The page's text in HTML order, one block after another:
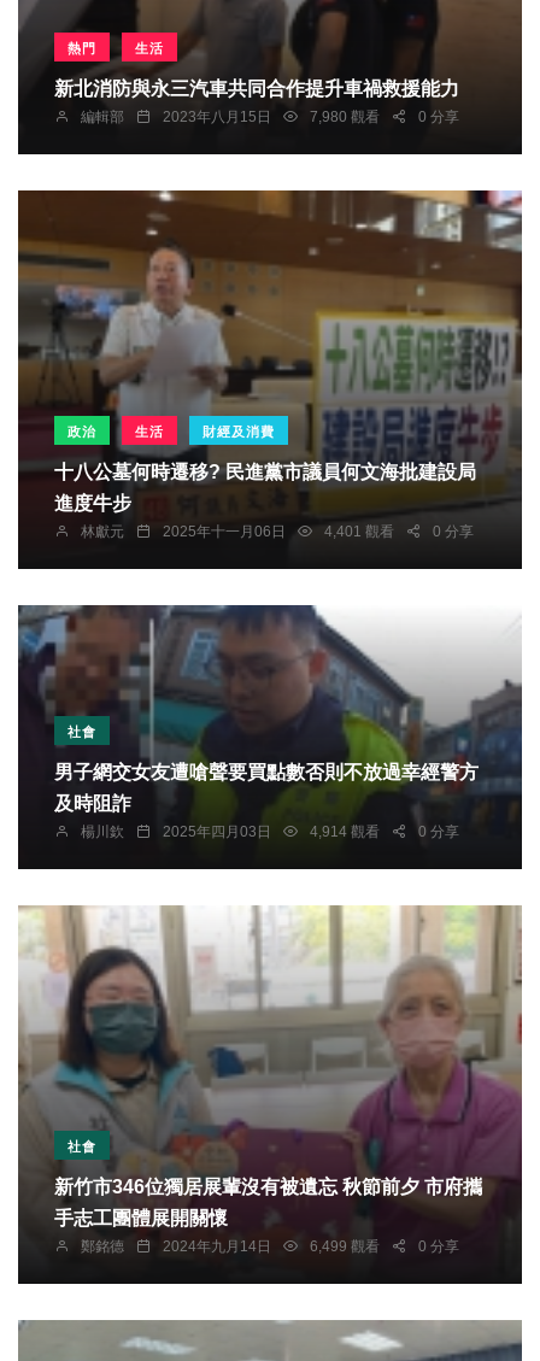
熱門 生活
新北消防與永三汽車共同合作提升車禍救援能力
編輯部 2023年八月15日 7,980 觀看 0 分享
政治 生活 財經及消費
十八公墓何時遷移? 民進黨市議員何文海批建設局
進度牛步
林獻元 2025年十一月06日 4,401 觀看 0 分享
社會
男子網交女友遭嗆聲要買點數否則不放過幸經警方
及時阻詐
楊川欽 2025年四月03日 4,914 觀看 0 分享
社會
新竹市346位獨居展輩沒有被遺忘 秋節前夕 市府攜
手志工團體展開關懷
鄭銘德 2024年九月14日 6,499 觀看 0 分享